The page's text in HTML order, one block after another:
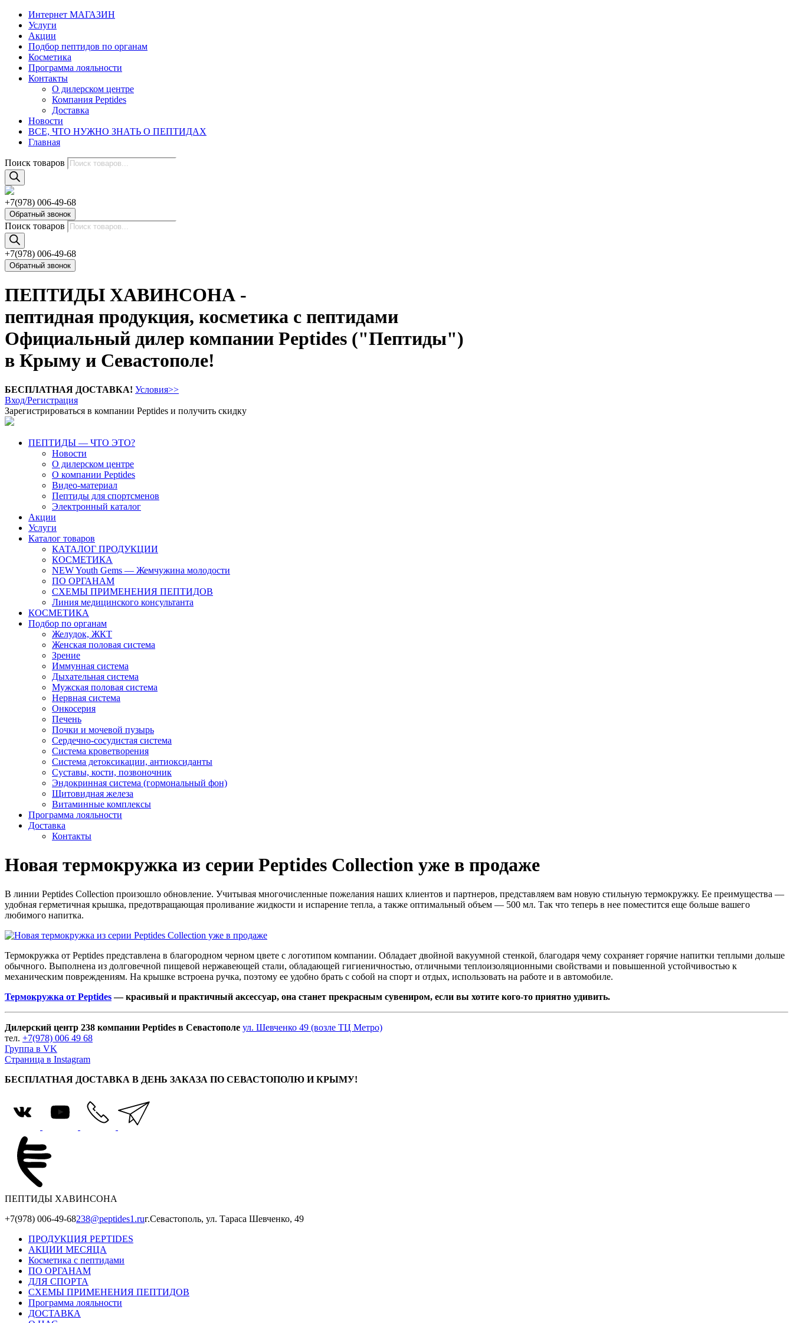
Интернет МАГАЗИН
Услуги
Акции
Подбор пептидов по органам
Косметика
Программа лояльности
Контакты
О дилерском центре
Компания Peptides
Доставка
Новости
ВСЕ, ЧТО НУЖНО ЗНАТЬ О ПЕПТИДАХ
Главная
Поиск товаров
+7(978) 006-49-68
Обратный звонок
Поиск товаров
+7(978) 006-49-68
Обратный звонок
ПЕПТИДЫ ХАВИНСОНА -
пептидная продукция, косметика с пептидами
Официальный дилер компании Peptides ("Пептиды")
в Крыму и Севастополе!
БЕСПЛАТНАЯ ДОСТАВКА! Условия>>
Вход/Регистрация
Зарегистрироваться в компании Peptides и получить скидку
ПЕПТИДЫ — ЧТО ЭТО?
Новости
О дилерском центре
О компании Peptides
Видео-материал
Пептиды для спортсменов
Электронный каталог
Акции
Услуги
Каталог товаров
КАТАЛОГ ПРОДУКЦИИ
КОСМЕТИКА
NEW Youth Gems — Жемчужина молодости
ПО ОРГАНАМ
СХЕМЫ ПРИМЕНЕНИЯ ПЕПТИДОВ
Линия медицинского консультанта
КОСМЕТИКА
Подбор по органам
Желудок, ЖКТ
Женская половая система
Зрение
Иммунная система
Дыхательная система
Мужская половая система
Нервная система
Онкосерия
Печень
Почки и мочевой пузырь
Сердечно-сосудистая система
Система кроветворения
Система детоксикации, антиоксиданты
Суставы, кости, позвоночник
Эндокринная система (гормональный фон)
Щитовидная железа
Витаминные комплексы
Программа лояльности
Доставка
Контакты
Новая термокружка из серии Peptides Collection уже в продаже
В линии Peptides Collection произошло обновление. Учитывая многочисленные пожелания наших клиентов и партнеров, представляем вам новую стильную термокружку. Ее преимущества ―
удобная герметичная крышка, предотвращающая проливание жидкости и испарение тепла, а также оптимальный объем — 500 мл. Так что теперь в нее поместится еще больше вашего
любимого напитка.
Термокружка от Peptides представлена в благородном черном цвете с логотипом компании. Обладает двойной вакуумной стенкой, благодаря чему сохраняет горячие напитки теплыми дольше
обычного. Выполнена из долговечной пищевой нержавеющей стали, обладающей гигиеничностью, отличными теплоизоляционными свойствами и повышенной устойчивостью к
механическим повреждениям. На крышке встроена ручка, поэтому ее удобно брать с собой на спорт и отдых, использовать на работе и в автомобиле.
Термокружка от Peptides— красивый и практичный аксессуар, она станет прекрасным сувениром, если вы хотите кого-то приятно удивить.
Дилерский центр 238 компании Peptides в Севастополе ул. Шевченко 49 (возле ТЦ Метро)
тел. +7(978) 006 49 68
Группа в VK
Страница в Instagram
БЕСПЛАТНАЯ ДОСТАВКА В ДЕНЬ ЗАКАЗА ПО СЕВАСТОПОЛЮ И КРЫМУ!
ПЕПТИДЫ ХАВИНСОНА
+7(978) 006-49-68238@peptides1.ruг.Севастополь, ул. Тараса Шевченко, 49
ПРОДУКЦИЯ PEPTIDES
АКЦИИ МЕСЯЦА
Косметика с пептидами
ПО ОРГАНАМ
ДЛЯ СПОРТА
СХЕМЫ ПРИМЕНЕНИЯ ПЕПТИДОВ
Программа лояльности
ДОСТАВКА